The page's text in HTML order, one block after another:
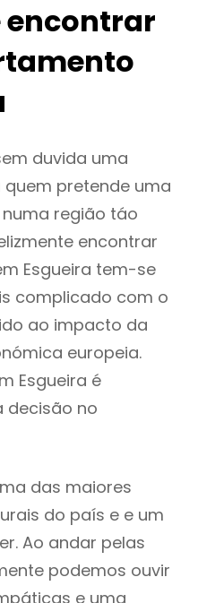
encontrar
duvida uma
pretende uma
região táo
encontrar
Esgueira tem-se
complicado com o
ao impacto da
europeia.
Esgueira é
decisão no
das maiores
do país e e um
Ao andar pelas
podemos ouvir
e uma